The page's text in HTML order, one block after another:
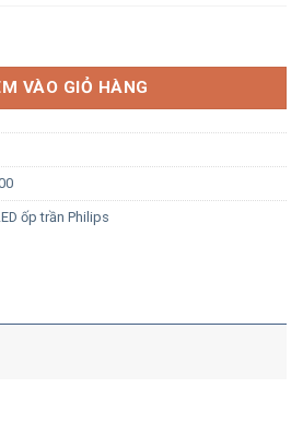
CL200 10W ánh sáng vàng 2700K số
VÀO GIỎ HÀNG
ốp trần Philips